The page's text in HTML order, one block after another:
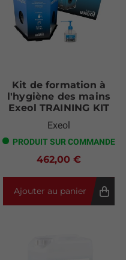
Kit de formation à
l'hygiène des mains
Exeol TRAINING KIT
Exeol
PRODUIT SUR COMMANDE
462,00 €
Ajouter au panier